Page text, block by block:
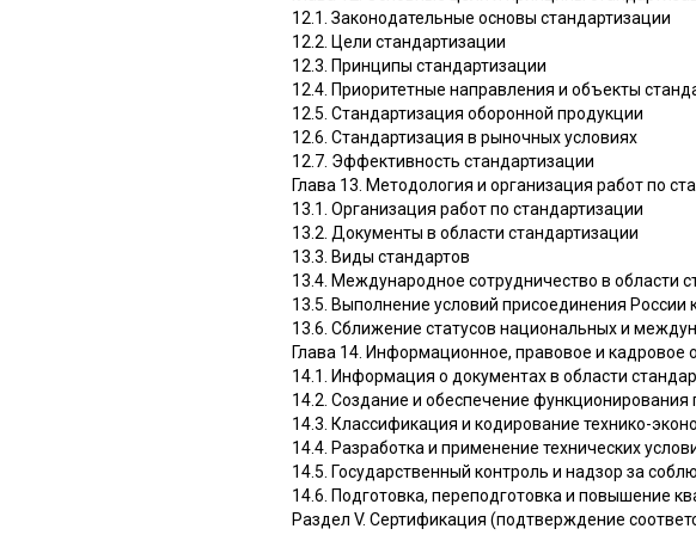
12.1. Законодательные основы стандартизации
12.2. Цели стандартизации
12.3. Принципы стандартизации
12.4. Приоритетные направления и объекты
12.5. Стандартизация оборонной продукции
12.6. Стандартизация в рыночных условиях
12.7. Эффективность стандартизации
Глава 13. Методология и организация работ по
13.1. Организация работ по стандартизации
13.2. Документы в области стандартизации
13.3. Виды стандартов
13.4. Международное сотрудничество в области
13.5. Выполнение условий присоединения России
13.6. Сближение статусов национальных и
Глава 14. Информационное, правовое и кадровое
14.1. Информация о документах в области
14.2. Создание и обеспечение
14.3. Классификация и кодирование технико-
14.4. Разработка и применение технических
14.5. Государственный контроль и надзор за
14.6. Подготовка, переподготовка и повышение
Раздел V. Сертификация (подтверждение